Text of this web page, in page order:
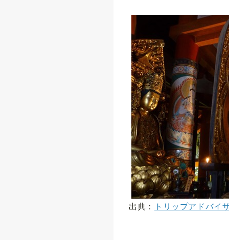
出典： トリップアドバイ